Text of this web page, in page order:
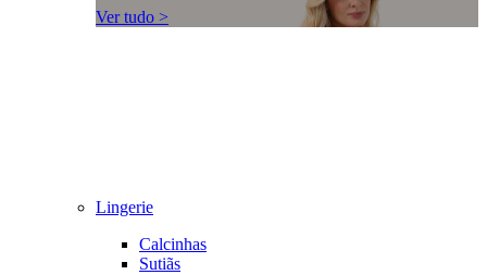
Ver tudo >
Lingerie
Calcinhas
Sutiãs